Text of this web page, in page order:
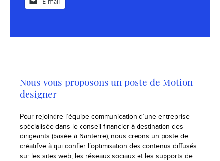
Nous vous proposons un poste de Motion
designer
Pour rejoindre l’équipe communication d’une entreprise
spécialisée dans le conseil financier à destination des
dirigeants (basée à Nanterre), nous créons un poste de
créatif.ve à qui confier l’optimisation des contenus diffusés
sur les sites web, les réseaux sociaux et les supports de